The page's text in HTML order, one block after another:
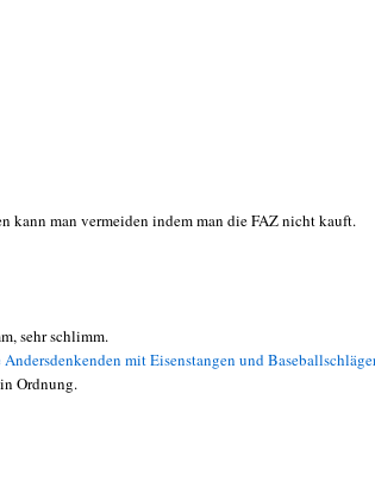
kann man vermeiden indem man die FAZ nicht kauft.
sehr schlimm.
mit Eisenstangen und
Ordnung.